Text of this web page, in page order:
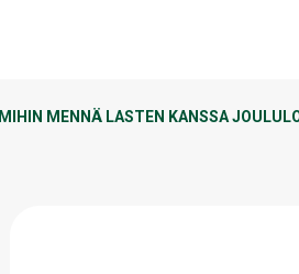
MIHIN MENNÄ LASTEN KANSSA